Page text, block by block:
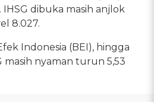
IHSG dibuka masih anjlok
8.027.
Indonesia (BEI), hingga
masih nyaman turun 5,53